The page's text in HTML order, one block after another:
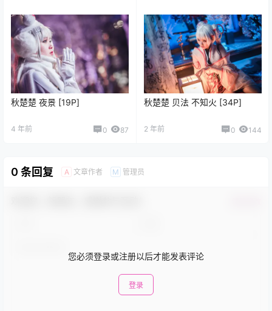
秋楚楚 夜景 [19P]
4 年前 0 87
秋楚楚 贝法 不知火 [34P]
2 年前 0 144
0 条回复 A 文章作者 M 管理员
您必须登录或注册以后才能发表评论
登录